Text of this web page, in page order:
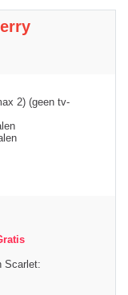
2) (geen tv-
Scarlet: